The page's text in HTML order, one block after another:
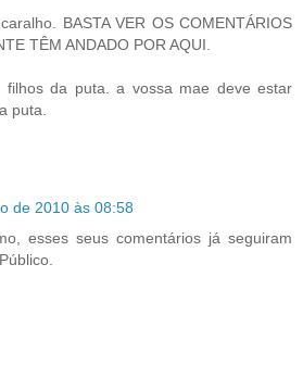
BASTA VER OS COMENTÁRIOS
TÊM ANDADO POR AQUI.
filhos da puta. a vossa mae deve estar
puta.
de 2010 às 08:58
esses seus comentários já seguiram